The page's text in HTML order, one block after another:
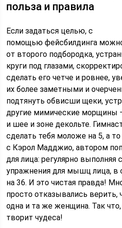
польза и правила
Если задаться целью, с
помощью фейсбилдинга
от второго подбородка,
круги под глазами,
сделать его четче и ровнее,
их более заметными и
подтянуть обвисши щеки,
другие мимические морщины
и шее и зоне декольте.
сделать тебя моложе на 5, а
с Кэрол Мадджио, автором
для лица: регулярно выполняя
упражнения для мышц лица, в
на 36. И это чистая правда!
просто отказывались верить,
одна и та же женщина. Так
творит чудеса!